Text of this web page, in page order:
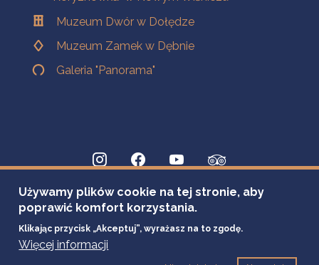
Muzeum Dwór w Dołędze
Muzeum Zamek w Dębnie
Galeria "Panorama"
Używamy plików cookie na tej stronie, aby
poprawić komfort korzystania.
Klikając przycisk „Akceptuj”, wyrażasz na to zgodę.
Więcej informacji